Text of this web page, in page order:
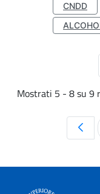
CNDD
Mostrati 5 - 8 su 9